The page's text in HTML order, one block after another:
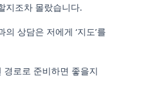
지조차 몰랐습니다.
상담은 저에게 ‘지도’를
로로 준비하면 좋을지